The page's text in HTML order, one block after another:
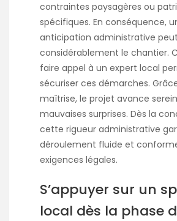
contraintes paysagères ou
spécifiques. En conséquence,
anticipation administrative
considérablement le chantier.
faire appel à un expert local
sécuriser ces démarches.
maîtrise, le projet avance
mauvaises surprises. Dès la
cette rigueur administrative
déroulement fluide et
exigences légales.
S’appuyer sur un
local dès la phase